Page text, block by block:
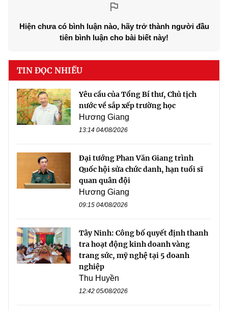
Hiện chưa có bình luận nào, hãy trở thành người đầu
tiên bình luận cho bài biết này!
TIN ĐỌC NHIỀU
Yêu cầu của Tổng Bí thư, Chủ tịch
nước về sắp xếp trường học
Hương Giang
13:14 04/08/2026
Đại tướng Phan Văn Giang trình
Quốc hội sửa chức danh, hạn tuổi sĩ
quan quân đội
Hương Giang
09:15 04/08/2026
Tây Ninh: Công bố quyết định thanh
tra hoạt động kinh doanh vàng
trang sức, mỹ nghệ tại 5 doanh
nghiệp
Thu Huyền
12:42 05/08/2026